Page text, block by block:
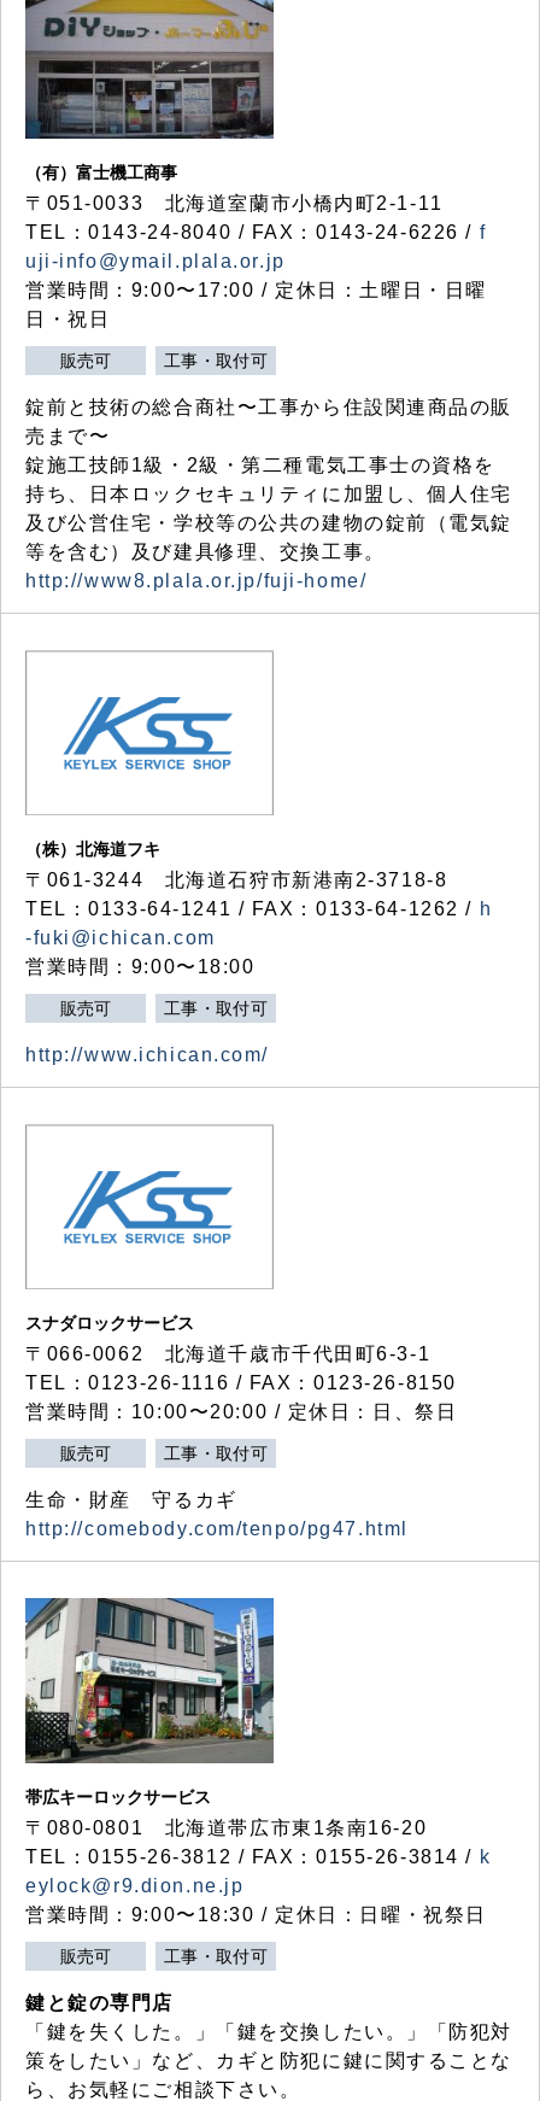
（有）富士機工商事
〒051-0033 北海道室蘭市小橋内町2-1-11
TEL：0143-24-8040 / FAX：0143-24-6226 / f
uji-info@ymail.plala.or.jp
営業時間：9:00〜17:00 / 定休日：土曜日・日曜
日・祝日
販売可 工事・取付可
錠前と技術の総合商社〜工事から住設関連商品の販
売まで〜
錠施工技師1級・2級・第二種電気工事士の資格を
持ち、日本ロックセキュリティに加盟し、個人住宅
及び公営住宅・学校等の公共の建物の錠前（電気錠
等を含む）及び建具修理、交換工事。
http://www8.plala.or.jp/fuji-home/
（株）北海道フキ
〒061-3244 北海道石狩市新港南2-3718-8
TEL：0133-64-1241 / FAX：0133-64-1262 / h
-fuki@ichican.com
営業時間：9:00〜18:00
販売可 工事・取付可
http://www.ichican.com/
スナダロックサービス
〒066-0062 北海道千歳市千代田町6-3-1
TEL：0123-26-1116 / FAX：0123-26-8150
営業時間：10:00〜20:00 / 定休日：日、祭日
販売可 工事・取付可
生命・財産 守るカギ
http://comebody.com/tenpo/pg47.html
帯広キーロックサービス
〒080-0801 北海道帯広市東1条南16-20
TEL：0155-26-3812 / FAX：0155-26-3814 / k
eylock@r9.dion.ne.jp
営業時間：9:00〜18:30 / 定休日：日曜・祝祭日
販売可 工事・取付可
鍵と錠の専門店
「鍵を失くした。」「鍵を交換したい。」「防犯対
策をしたい」など、カギと防犯に鍵に関することな
ら、お気軽にご相談下さい。